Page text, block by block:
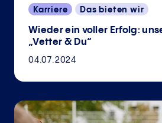
Karriere Das bieten wir
Wieder ein voller Erfolg:
„Vetter & Du“
04.07.2024